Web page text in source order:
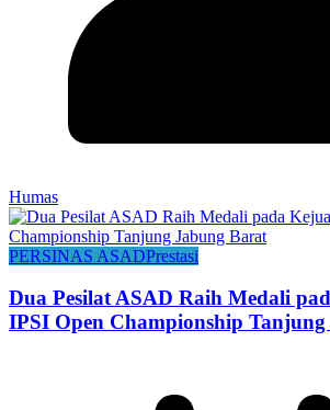
Humas
PERSINAS ASADPrestasi
Dua Pesilat ASAD Raih Medali
IPSI Open Championship